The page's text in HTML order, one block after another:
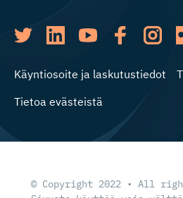
Käyntiosoite ja laskutustiedot
Tietoa evästeistä
© Copyright 2022 • All